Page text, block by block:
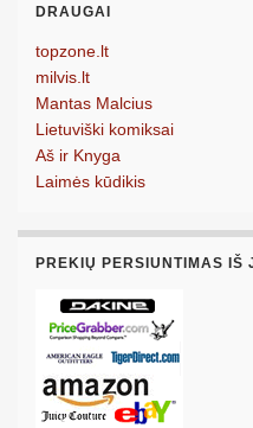
DRAUGAI
topzone.lt
milvis.lt
Mantas Malcius
Lietuviški komiksai
Aš ir Knyga
Laimės kūdikis
PREKIŲ PERSIUNTIMAS IŠ